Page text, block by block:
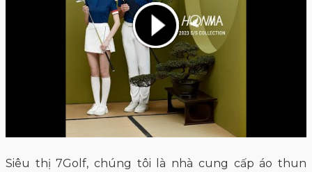
Siêu thị 7Golf, chúng tôi là nhà cung cấp áo thun